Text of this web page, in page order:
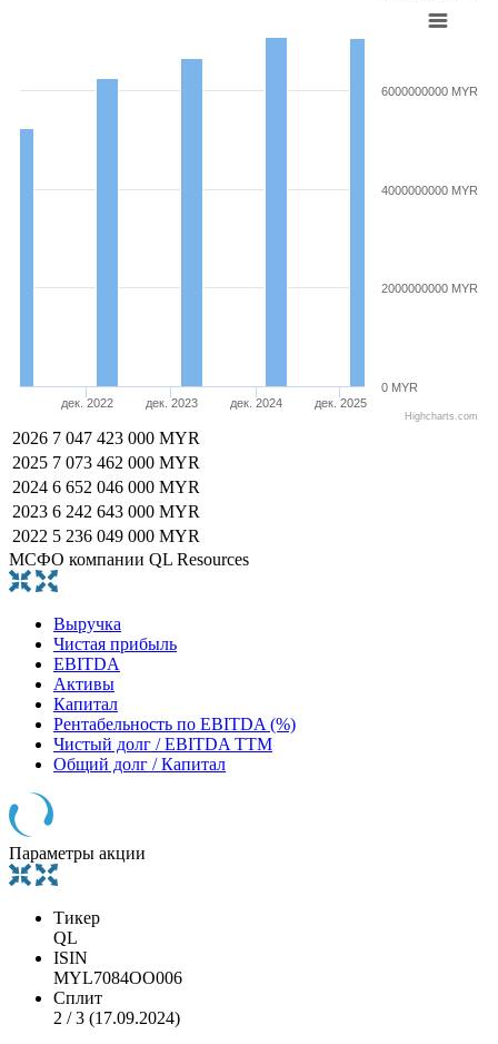
дек. 2022 дек. 2023 дек. 2024 дек. 2025
0 MYR
2000000000 MYR
4000000000 MYR
6000000000 MYR
Highcharts.com
2026 7 047 423 000 MYR
2025 7 073 462 000 MYR
2024 6 652 046 000 MYR
2023 6 242 643 000 MYR
2022 5 236 049 000 MYR
МСФО компании QL Resources
Выручка
Чистая прибыль
EBITDA
Активы
Капитал
Рентабельность по EBITDA (%)
Чистый долг / EBITDA TTM
Общий долг / Капитал
Параметры акции
Тикер
QL
ISIN
MYL7084OO006
Сплит
2 / 3 (17.09.2024)